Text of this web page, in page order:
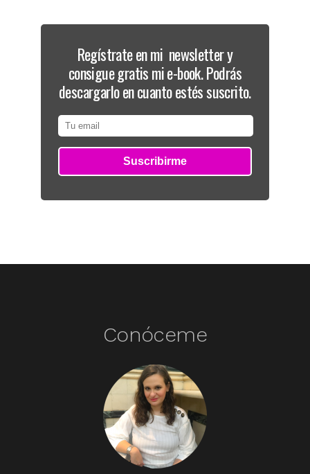
Regístrate en mi newsletter y
consigue gratis mi e-book. Podrás
descargarlo en cuanto estés suscrito.
Conóceme